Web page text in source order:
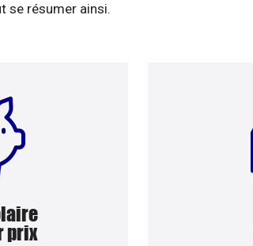
se résumer ainsi.
prix